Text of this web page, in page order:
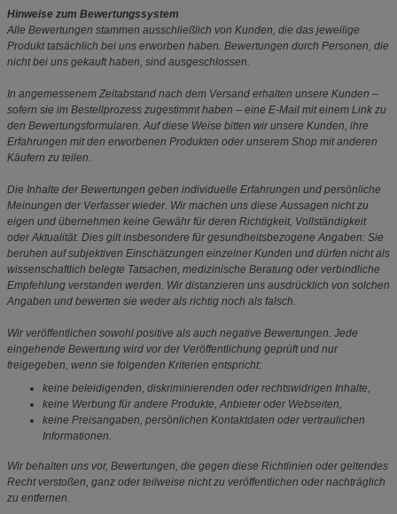
Hinweise zum Bewertungssystem
Alle Bewertungen stammen ausschließlich von Kunden, die das jeweilige
Produkt tatsächlich bei uns erworben haben. Bewertungen durch Personen, die
nicht bei uns gekauft haben, sind ausgeschlossen.
In angemessenem Zeitabstand nach dem Versand erhalten unsere Kunden –
sofern sie im Bestellprozess zugestimmt haben – eine E-Mail mit einem Link zu
den Bewertungsformularen. Auf diese Weise bitten wir unsere Kunden, ihre
Erfahrungen mit den erworbenen Produkten oder unserem Shop mit anderen
Käufern zu teilen.
Die Inhalte der Bewertungen geben individuelle Erfahrungen und persönliche
Meinungen der Verfasser wieder. Wir machen uns diese Aussagen nicht zu
eigen und übernehmen keine Gewähr für deren Richtigkeit, Vollständigkeit
oder Aktualität. Dies gilt insbesondere für gesundheitsbezogene Angaben: Sie
beruhen auf subjektiven Einschätzungen einzelner Kunden und dürfen nicht als
wissenschaftlich belegte Tatsachen, medizinische Beratung oder verbindliche
Empfehlung verstanden werden. Wir distanzieren uns ausdrücklich von solchen
Angaben und bewerten sie weder als richtig noch als falsch.
Wir veröffentlichen sowohl positive als auch negative Bewertungen. Jede
eingehende Bewertung wird vor der Veröffentlichung geprüft und nur
freigegeben, wenn sie folgenden Kriterien entspricht:
keine beleidigenden, diskriminierenden oder rechtswidrigen Inhalte,
keine Werbung für andere Produkte, Anbieter oder Webseiten,
keine Preisangaben, persönlichen Kontaktdaten oder vertraulichen
Informationen.
Wir behalten uns vor, Bewertungen, die gegen diese Richtlinien oder geltendes
Recht verstoßen, ganz oder teilweise nicht zu veröffentlichen oder nachträglich
zu entfernen.